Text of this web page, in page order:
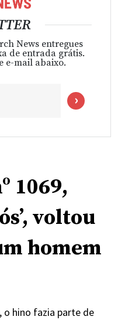
News entregues
de entrada grátis.
e-mail abaixo.
1069,
voltou
homem
o hino fazia parte de